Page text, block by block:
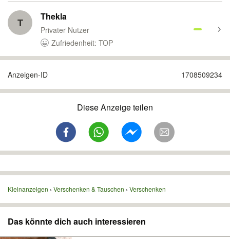
T Thekla
Privater Nutzer
Zufriedenheit: TOP
Anzeigen-ID 1708509234
Diese Anzeige teilen
Kleinanzeigen Verschenken & Tauschen Verschenken
Das könnte dich auch interessieren